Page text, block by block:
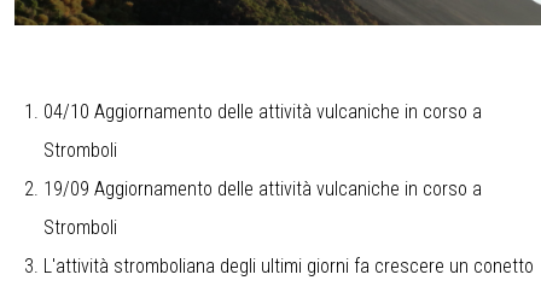
04/10 Aggiornamento delle attività vulcaniche in corso a
Stromboli
19/09 Aggiornamento delle attività vulcaniche in corso a
Stromboli
L'attività stromboliana degli ultimi giorni fa crescere un conetto